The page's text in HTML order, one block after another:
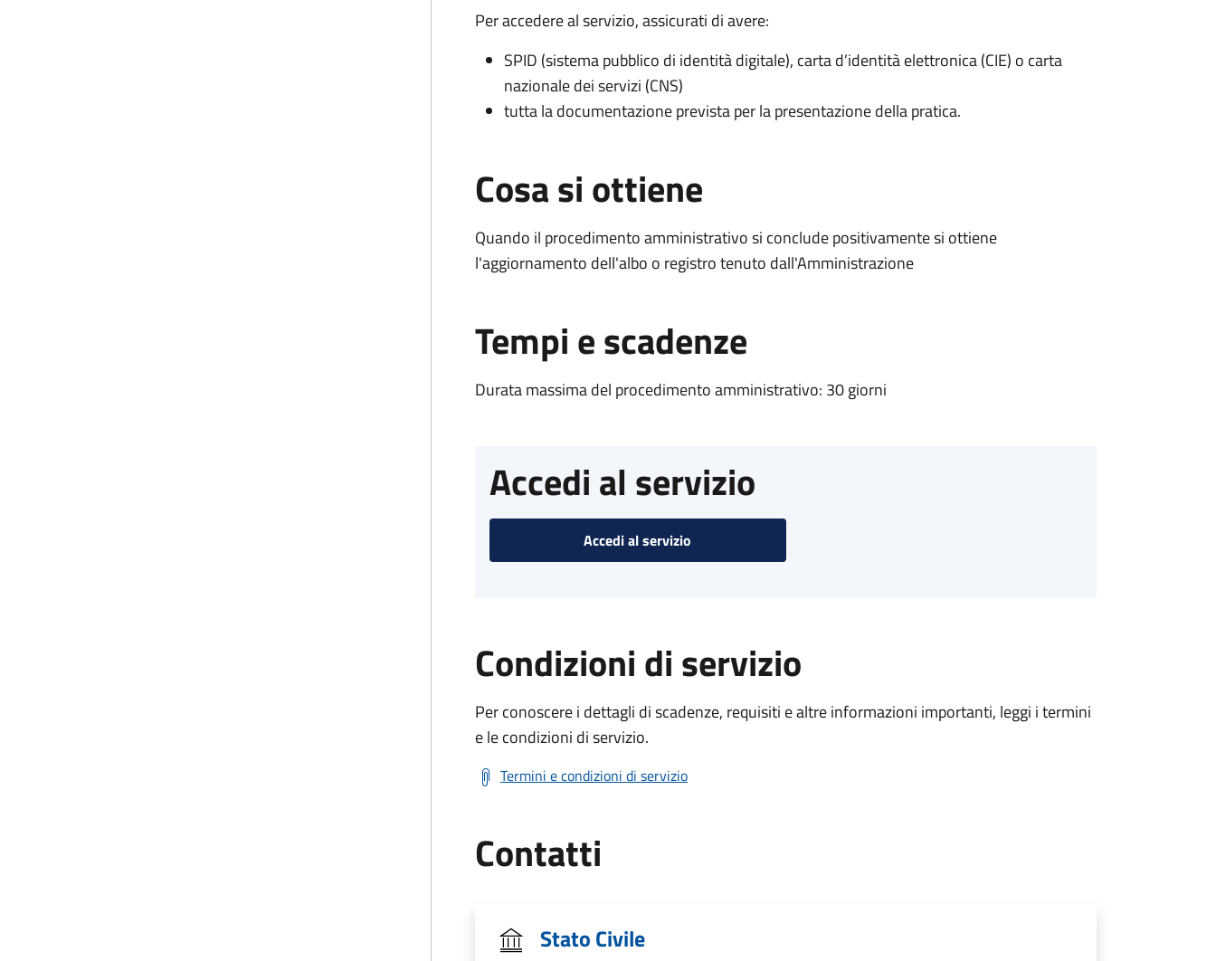
Per accedere al servizio, assicurati di avere:
SPID (sistema pubblico di identità digitale), carta d’identità elettronica (CIE) o carta
nazionale dei servizi (CNS)
tutta la documentazione prevista per la presentazione della pratica.
Cosa si ottiene
Quando il procedimento amministrativo si conclude positivamente si ottiene
l'aggiornamento dell'albo o registro tenuto dall'Amministrazione
Tempi e scadenze
Durata massima del procedimento amministrativo: 30 giorni
Accedi al servizio
Accedi al servizio
Condizioni di servizio
Per conoscere i dettagli di scadenze, requisiti e altre informazioni importanti, leggi i termini
e le condizioni di servizio.
Termini e condizioni di servizio
Contatti
Stato Civile